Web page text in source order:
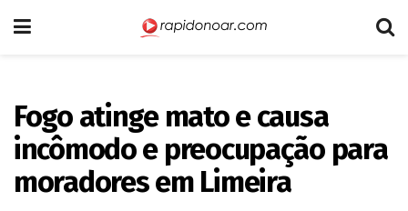
Fogo atinge mato e causa
incômodo e preocupação para
moradores em Limeira